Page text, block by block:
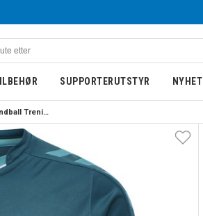
SUPPORTERUTSTYR
Hummel Lisleby Håndball Treningstøye Barn Havblå